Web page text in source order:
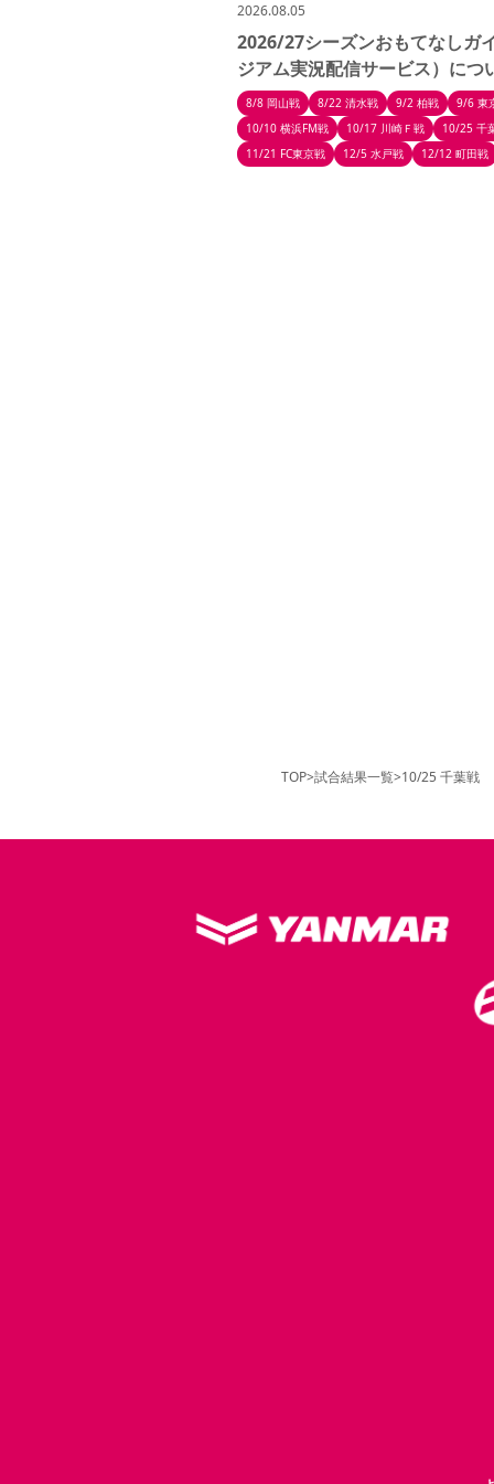
2026.08.05
2026/27シーズンおもてなしガ
ジアム実況配信サービス）につ
8/8 岡山戦 8/22 清水戦 9/2 柏戦
9/6 東
10/10 横浜FM戦
10/17 川崎Ｆ戦
10/25 千
11/21 FC東京戦
12/5 水戸戦 12/12 町田戦
TOP>試合結果一覧>10/25 千葉戦